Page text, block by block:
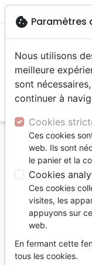
menu
Accueil Livres
PERFECTION
ACCUEILLANTE
ÉGLISE
John Burke
Référence
Editeur MAISON
cookie Paramètres
Nous utilisons
meilleure
sont
continuer à
Cookies
Ces cookies
web. Ils sont
le panier et la
Cookies
Ces cookies
visites, les
appuyons sur
web.
En fermant cette
tous les cookies.